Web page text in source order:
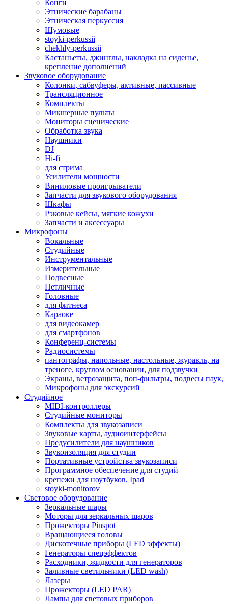
Конги
Этнические барабаны
Этническая перкуссия
Шумовые
stoyki-perkussii
chekhly-perkussii
Кастаньеты, джинглы, накладка на сиденье,
крепление дополнений
Звуковое оборудование
Колонки, сабвуферы, активные, пассивные
Трансляционное
Комплекты
Микшерные пульты
Мониторы сценические
Обработка звука
Наушники
DJ
Hi-fi
для стрима
Усилители мощности
Виниловые проигрыватели
Запчасти для звукового оборудования
Шкафы
Рэковые кейсы, мягкие кожухи
Запчасти и аксессуары
Микрофоны
Вокальные
Студийные
Инструментальные
Измерительные
Подвесные
Петличные
Головные
для фитнеса
Караоке
для видеокамер
для смартфонов
Конференц-системы
Радиосистемы
пантографы, напольные, настольные, журавль, на
треноге, круглом основании, для подзвучки
Экраны, ветрозащита, поп-фильтры, подвесы паук,
Микрофоны для экскурсий
Студийное
MIDI-контроллеры
Студийные мониторы
Комплекты для звукозаписи
Звуковые карты, аудиоинтерфейсы
Предусилители для наушников
Звукоизоляция для студии
Портативные устройства звукозаписи
Программное обеспечение для студий
крепежи для ноутбуков, Ipad
stoyki-monitorov
Световое оборудование
Зеркальные шары
Моторы для зеркальных шаров
Прожекторы Pinspot
Вращающиеся головы
Дискотечные приборы (LED эффекты)
Генераторы спецэффектов
Расходники, жидкости для генераторов
Заливные светильники (LED wash)
Лазеры
Прожекторы (LED PAR)
Лампы для световых приборов